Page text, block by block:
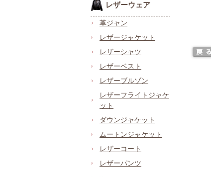
レザーウェア
革ジャン
レザージャケット
レザーシャツ
レザーベスト
レザーブルゾン
レザーフライトジャケ
ット
ダウンジャケット
ムートンジャケット
レザーコート
レザーパンツ